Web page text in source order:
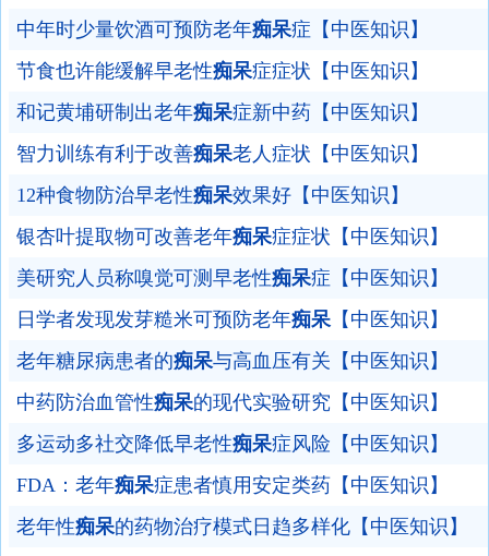
中年时少量饮酒可预防老年痴呆症【中医知识】
节食也许能缓解早老性痴呆症症状【中医知识】
和记黄埔研制出老年痴呆症新中药【中医知识】
智力训练有利于改善痴呆老人症状【中医知识】
12种食物防治早老性痴呆效果好【中医知识】
银杏叶提取物可改善老年痴呆症症状【中医知识】
美研究人员称嗅觉可测早老性痴呆症【中医知识】
日学者发现发芽糙米可预防老年痴呆【中医知识】
老年糖尿病患者的痴呆与高血压有关【中医知识】
中药防治血管性痴呆的现代实验研究【中医知识】
多运动多社交降低早老性痴呆症风险【中医知识】
FDA：老年痴呆症患者慎用安定类药【中医知识】
老年性痴呆的药物治疗模式日趋多样化【中医知识】